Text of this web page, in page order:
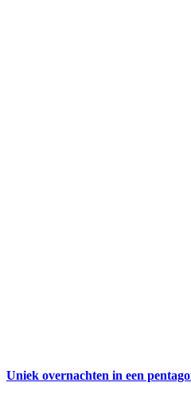
Uniek overnachten in een